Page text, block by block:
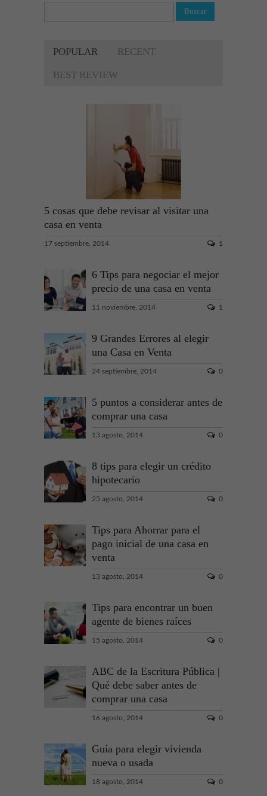
POPULAR RECENT
BEST REVIEW
5 cosas que debe revisar al visitar una
casa en venta
17 septiembre, 2014 1
6 Tips para negociar el mejor
precio de una casa en venta
11 noviembre, 2014 1
9 Grandes Errores al elegir
una Casa en Venta
24 septiembre, 2014 0
5 puntos a considerar antes de
comprar una casa
13 agosto, 2014 0
8 tips para elegir un crédito
hipotecario
25 agosto, 2014 0
Tips para Ahorrar para el
pago inicial de una casa en
venta
13 agosto, 2014 0
Tips para encontrar un buen
agente de bienes raíces
15 agosto, 2014 0
ABC de la Escritura Pública |
Qué debe saber antes de
comprar una casa
16 agosto, 2014 0
Guía para elegir vivienda
nueva o usada
18 agosto, 2014 0